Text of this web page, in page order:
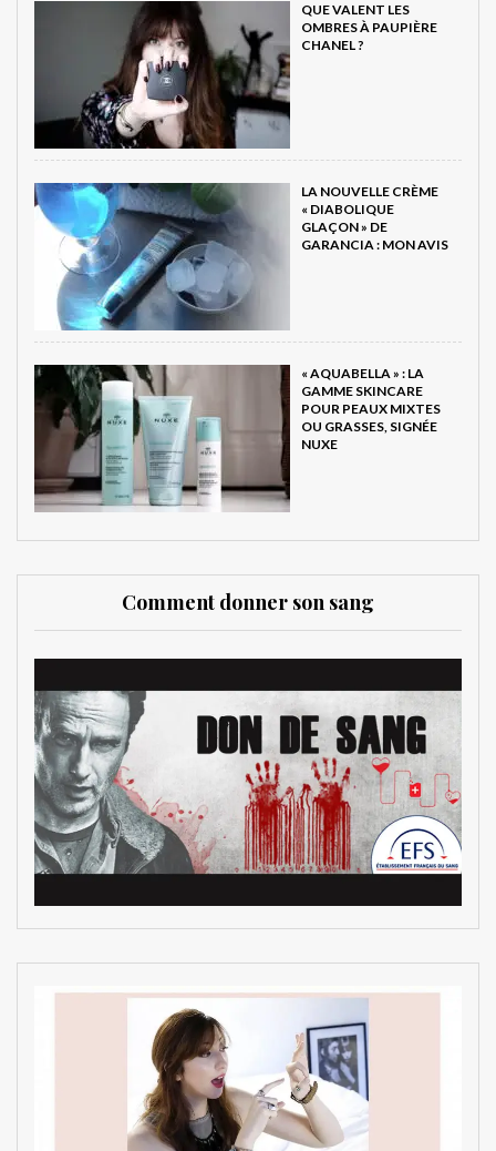
QUE VALENT LES
OMBRES À PAUPIÈRE
CHANEL ?
LA NOUVELLE CRÈME
« DIABOLIQUE
GLAÇON » DE
GARANCIA : MON AVIS
« AQUABELLA » : LA
GAMME SKINCARE
POUR PEAUX MIXTES
OU GRASSES, SIGNÉE
NUXE
Comment donner son sang